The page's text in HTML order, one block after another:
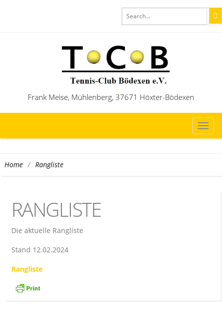
Frank Meise, Mühlenberg, 37671 Höxter-Bödexen
Home / Rangliste
RANGLISTE
Die aktuelle Rangliste
Stand 12.02.2024
Rangliste